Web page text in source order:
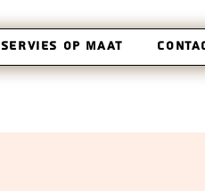
Servies op maat